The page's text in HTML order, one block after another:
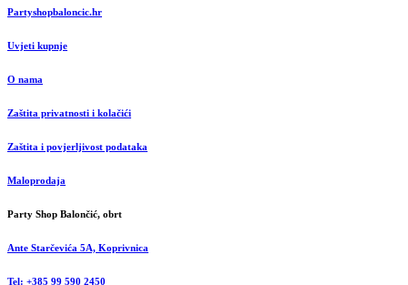
Partyshopbaloncic.hr
Uvjeti kupnje
O nama
Zaštita privatnosti i kolačići
Zaštita i povjerljivost podataka
Maloprodaja
Party Shop Balončić, obrt
Ante Starčevića 5A, Koprivnica
Tel: +385 99 590 2450